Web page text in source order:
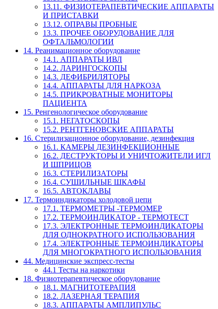
13.11. ФИЗИОТЕРАПЕВТИЧЕСКИЕ АППАРАТЫ
И ПРИСТАВКИ
13.12. ОПРАВЫ ПРОБНЫЕ
13.3. ПРОЧЕЕ ОБОРУДОВАНИЕ ДЛЯ
ОФТАЛЬМОЛОГИИ
14. Реанимационное оборудование
14.1. АППАРАТЫ ИВЛ
14.2. ЛАРИНГОСКОПЫ
14.3. ДЕФИБРИЛЯТОРЫ
14.4. АППАРАТЫ ДЛЯ НАРКОЗА
14.5. ПРИКРОВАТНЫЕ МОНИТОРЫ
ПАЦИЕНТА
15. Ренгенологическое оборудование
15.1. НЕГАТОСКОПЫ
15.2. РЕНТГЕНОВСКИЕ АППАРАТЫ
16. Стерилизационное оборудование, дезинфекция
16.1. КАМЕРЫ ДЕЗИНФЕКЦИОННЫЕ
16.2. ДЕСТРУКТОРЫ И УНИЧТОЖИТЕЛИ ИГЛ
И ШПРИЦОВ
16.3. СТЕРИЛИЗАТОРЫ
16.4. СУШИЛЬНЫЕ ШКАФЫ
16.5. АВТОКЛАВЫ
17. Термоиндикаторы холодовой цепи
17.1. ТЕРМОМЕТРЫ -ТЕРМОМЕР
17.2. ТЕРМОИНДИКАТОР - ТЕРМОТЕСТ
17.3. ЭЛЕКТРОННЫЕ ТЕРМОИНДИКАТОРЫ
ДЛЯ ОДНОКРАТНОГО ИСПОЛЬЗОВАНИЯ
17.4. ЭЛЕКТРОННЫЕ ТЕРМОИНДИКАТОРЫ
ДЛЯ МНОГОКРАТНОГО ИСПОЛЬЗОВАНИЯ
44. Медицинские экспресс-тесты
44.1 Тесты на наркотики
18. Физиотерапевтическое оборудование
18.1. МАГНИТОТЕРАПИЯ
18.2. ЛАЗЕРНАЯ ТЕРАПИЯ
18.3. АППАРАТЫ АМПЛИПУЛЬС